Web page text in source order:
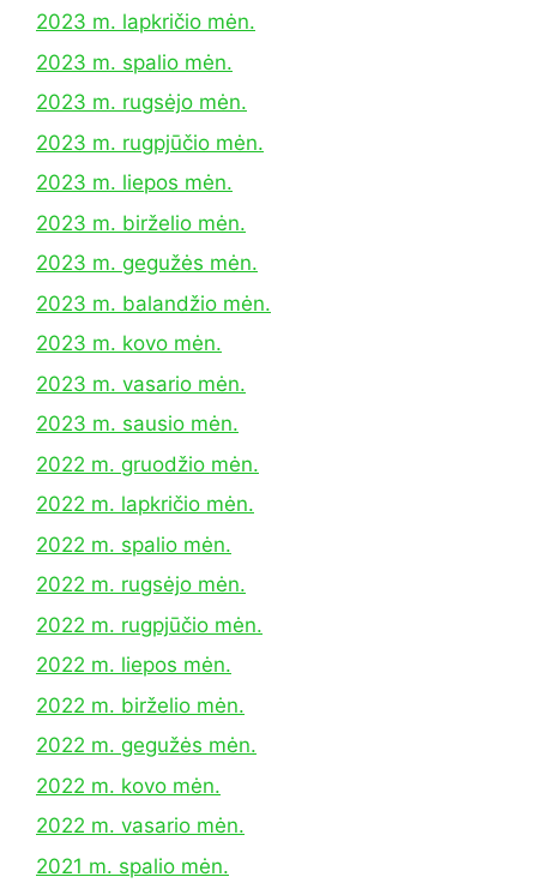
2023 m. lapkričio mėn.
2023 m. spalio mėn.
2023 m. rugsėjo mėn.
2023 m. rugpjūčio mėn.
2023 m. liepos mėn.
2023 m. birželio mėn.
2023 m. gegužės mėn.
2023 m. balandžio mėn.
2023 m. kovo mėn.
2023 m. vasario mėn.
2023 m. sausio mėn.
2022 m. gruodžio mėn.
2022 m. lapkričio mėn.
2022 m. spalio mėn.
2022 m. rugsėjo mėn.
2022 m. rugpjūčio mėn.
2022 m. liepos mėn.
2022 m. birželio mėn.
2022 m. gegužės mėn.
2022 m. kovo mėn.
2022 m. vasario mėn.
2021 m. spalio mėn.